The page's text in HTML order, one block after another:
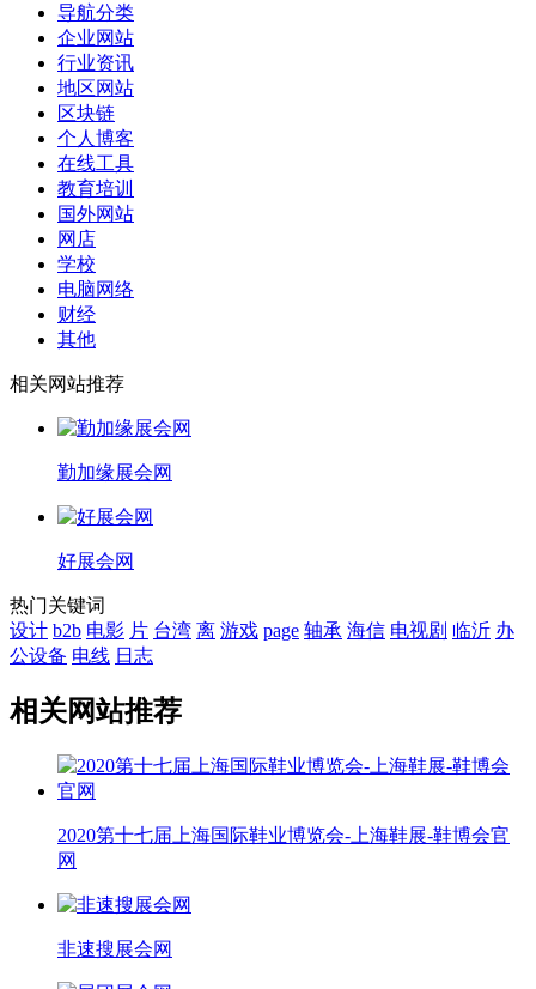
导航分类
企业网站
行业资讯
地区网站
区块链
个人博客
在线工具
教育培训
国外网站
网店
学校
电脑网络
财经
其他
相关网站推荐
勤加缘展会网
好展会网
热门关键词
设计 b2b 电影 片 台湾 离 游戏 page 轴承 海信 电视剧 临沂 办
公设备 电线 日志
相关网站推荐
2020第十七届上海国际鞋业博览会-上海鞋展-鞋博会官
网
非速搜展会网